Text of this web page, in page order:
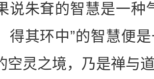
朱耷的智慧是一种
得其环中”的智慧便
空灵之境，乃是禅与